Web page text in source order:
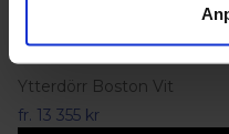
Ytterdörr Boston Vit
fr. 13 355 kr